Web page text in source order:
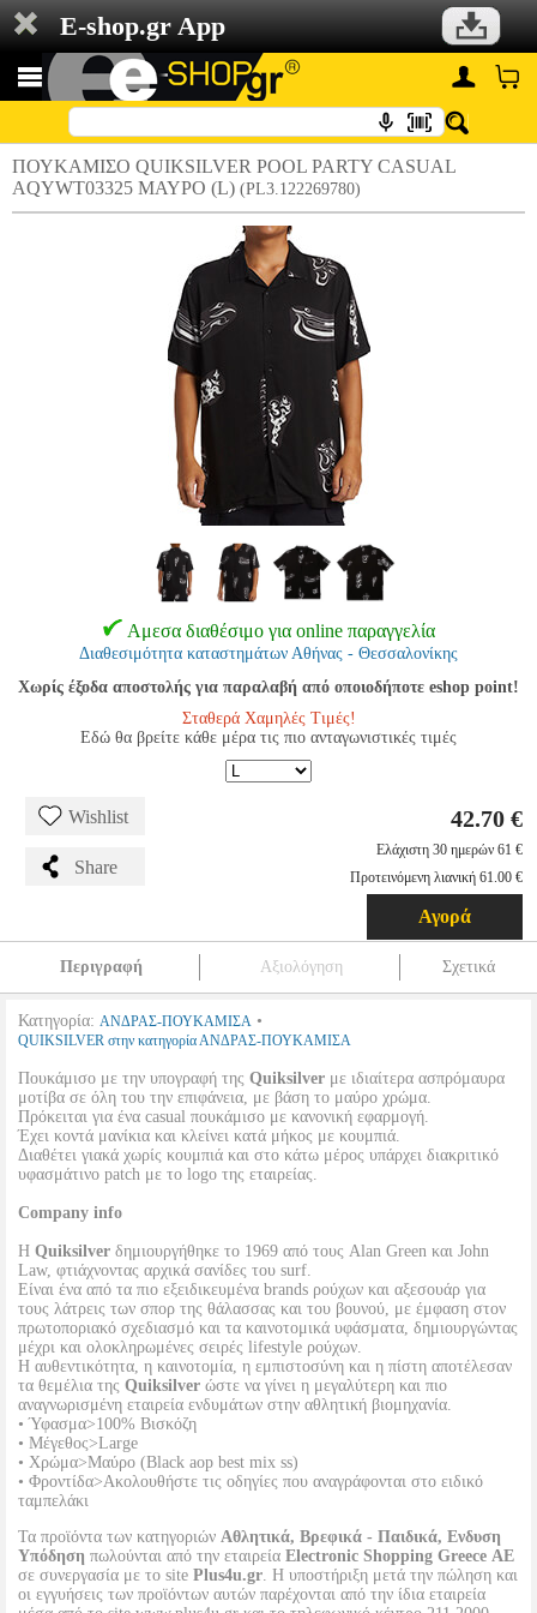
E-shop.gr App
ΠΟΥΚΑΜΙΣΟ QUIKSILVER POOL PARTY CASUAL
AQYWT03325 ΜΑΥΡΟ (L) (PL3.122269780)
Αμεσα διαθέσιμο για online παραγγελία
Διαθεσιμότητα καταστημάτων Αθήνας - Θεσσαλονίκης
Χωρίς έξοδα αποστολής για παραλαβή από οποιοδήποτε eshop point!
Σταθερά Χαμηλές Τιμές!
Εδώ θα βρείτε κάθε μέρα τις πιο ανταγωνιστικές τιμές
Wishlist
Share
42.70 €
Ελάχιστη 30 ημερών 61 €
Προτεινόμενη λιανική 61.00 €
Αγορά
Περιγραφή Αξιολόγηση Σχετικά
Κατηγορία: ΑΝΔΡΑΣ-ΠΟΥΚΑΜΙΣΑ •
QUIKSILVER στην κατηγορία ΑΝΔΡΑΣ-ΠΟΥΚΑΜΙΣΑ
Πουκάμισο με την υπογραφή της Quiksilver με ιδιαίτερα ασπρόμαυρα
μοτίβα σε όλη του την επιφάνεια, με βάση το μαύρο χρώμα.
Πρόκειται για ένα casual πουκάμισο με κανονική εφαρμογή.
Έχει κοντά μανίκια και κλείνει κατά μήκος με κουμπιά.
Διαθέτει γιακά χωρίς κουμπιά και στο κάτω μέρος υπάρχει διακριτικό
υφασμάτινο patch με το logo της εταιρείας.
Company info
Η Quiksilver δημιουργήθηκε το 1969 από τους Alan Green και John
Law, φτιάχνοντας αρχικά σανίδες του surf.
Είναι ένα από τα πιο εξειδικευμένα brands ρούχων και αξεσουάρ για
τους λάτρεις των σπορ της θάλασσας και του βουνού, με έμφαση στον
πρωτοποριακό σχεδιασμό και τα καινοτομικά υφάσματα, δημιουργώντας
μέχρι και ολοκληρωμένες σειρές lifestyle ρούχων.
Η αυθεντικότητα, η καινοτομία, η εμπιστοσύνη και η πίστη αποτέλεσαν
τα θεμέλια της Quiksilver ώστε να γίνει η μεγαλύτερη και πιο
αναγνωρισμένη εταιρεία ενδυμάτων στην αθλητική βιομηχανία.
• Ύφασμα>100% Βισκόζη
• Μέγεθος>Large
• Χρώμα>Μαύρο (Black aop best mix ss)
• Φροντίδα>Ακολουθήστε τις οδηγίες που αναγράφονται στο ειδικό
ταμπελάκι
Τα προϊόντα των κατηγοριών Αθλητικά, Βρεφικά - Παιδικά, Ενδυση
Υπόδηση πωλούνται από την εταιρεία Electronic Shopping Greece ΑΕ
σε συνεργασία με το site Plus4u.gr. Η υποστήριξη μετά την πώληση και
οι εγγυήσεις των προϊόντων αυτών παρέχονται από την ίδια εταιρεία